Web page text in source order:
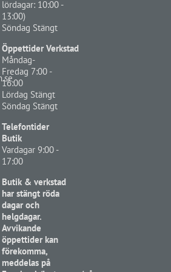
lördagar: 10:00 -
13:00)
Söndag Stängt
Öppettider Verkstad
Måndag-
Fredag 7:00 -
16:00
Lördag Stängt
Söndag Stängt
Telefontider
Butik
Vardagar 9:00 -
17:00
Butik & verkstad
har stängt röda
dagar och
helgdagar.
Avvikande
öppettider kan
förekomma,
meddelas på